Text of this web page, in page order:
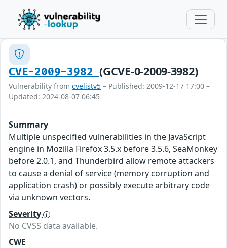
CVE-2009-3982(GCVE-0-2009-3982)
Vulnerability from cvelistv5 – Published: 2009-12-17 17:00 –
Updated: 2024-08-07 06:45
Summary
Multiple unspecified vulnerabilities in the JavaScript
engine in Mozilla Firefox 3.5.x before 3.5.6, SeaMonkey
before 2.0.1, and Thunderbird allow remote attackers
to cause a denial of service (memory corruption and
application crash) or possibly execute arbitrary code
via unknown vectors.
Severity
No CVSS data available.
CWE